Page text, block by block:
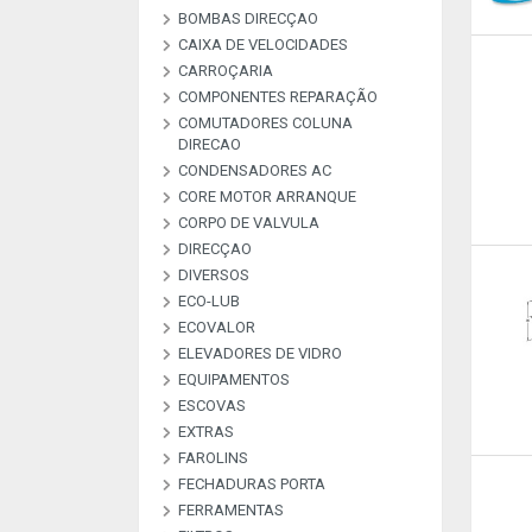
BOMBAS ALTA PRESSAO
COMMON RAI
BOMBAS COMBUSTIVEL
BOMBAS DE VACUO
BOMBAS ESGUICHO
BOMBAS DIRECÇAO
KIT REPARAÇAO BOMBAS
DIREÇAO
CAIXA DE VELOCIDADES
CARROÇARIA
COMPONENTES REPARAÇÃO
MATERIAL DE
ARCONDICIONADO
PEÇAS REPARAÇAO
ALTERNADOR E M
PEÇAS REPARAÇÃO
COMPRESSORES A
PEÇAS REPARAÇÃO
INJETORES
PLACAS RETIFICADORAS
COMUTADORES COLUNA
DIRECAO
COMUTADORES
CONDENSADORES AC
CORE MOTOR ARRANQUE
CORPO DE VALVULA
DIRECÇAO
DIVERSOS
DESCRIÇAO
DIVERSOS
LIVRE
LIVRE
LIVRE
LIVRE
LIVRE
LIVRE
LIVRE
LIVRE
LIVRE
LIVRE
LIVRE
ECO-LUB
ECOVALOR LUBRIFICANTES
ECOVALOR
ECOVALOR
ELEVADORES DE VIDRO
EQUIPAMENTOS
CARREGADORES E
TESTADORES
MANOMETROS
ESCOVAS
ESCOVAS CARVÃO ALTER E
M/A
ESCOVAS LIMPA VIDROS
EXTRAS
ALARMES & SEGURANÇA
ANTENAS
EXTRAS
FAROLINS
FECHADURAS PORTA
FERRAMENTAS